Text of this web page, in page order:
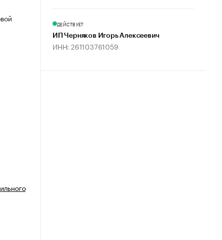
ДЕЙСТВУЕТ
ИП Черняков Игорь Алексеевич
ИНН: 261103761059